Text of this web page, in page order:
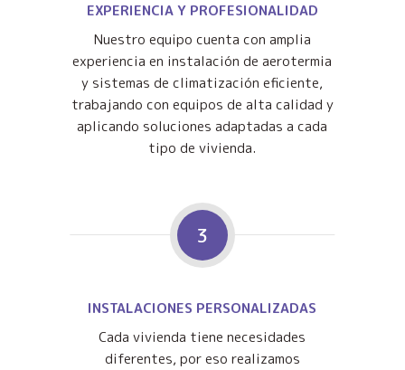
EXPERIENCIA Y PROFESIONALIDAD
Nuestro equipo cuenta con amplia
experiencia en instalación de aerotermia
y sistemas de climatización eficiente,
trabajando con equipos de alta calidad y
aplicando soluciones adaptadas a cada
tipo de vivienda.
3
INSTALACIONES PERSONALIZADAS
Cada vivienda tiene necesidades
diferentes, por eso realizamos